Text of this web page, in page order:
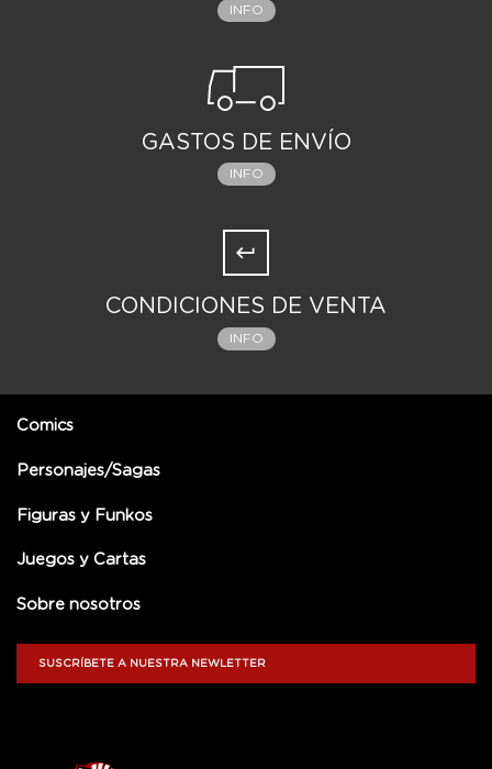
INFO
GASTOS DE ENVÍO
INFO
CONDICIONES DE VENTA
INFO
Comics
Personajes/Sagas
Figuras y Funkos
Juegos y Cartas
Sobre nosotros
SUSCRÍBETE A NUESTRA NEWLETTER